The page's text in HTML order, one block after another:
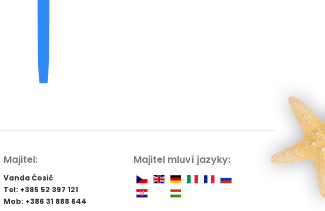
Majitel:
Vanda Ćosić
Tel: +385 52 397 121
Mob: +386 31 888 644
Majitel mluví jazyky: